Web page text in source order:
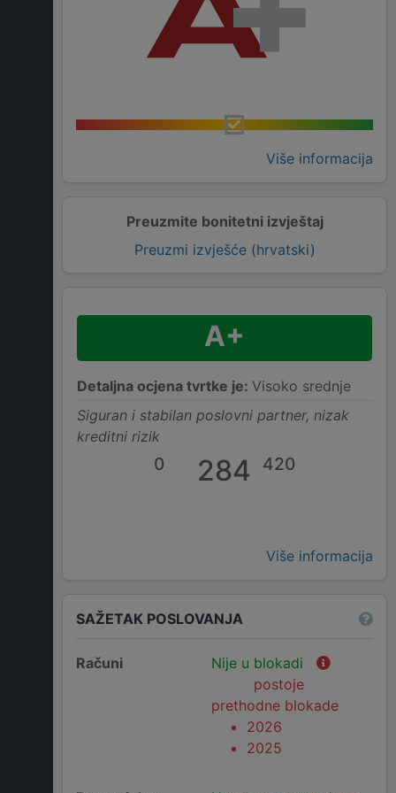
Više informacija
Preuzmite bonitetni izvještaj
Preuzmi izvješće (hrvatski)
A+
Detaljna ocjena tvrtke je: Visoko srednje
Siguran i stabilan poslovni partner, nizak
kreditni rizik
0 284 420
Više informacija
SAŽETAK POSLOVANJA
Računi
Nije u blokadi
postoje
prethodne blokade
2026
2025